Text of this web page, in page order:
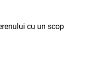
cu un scop